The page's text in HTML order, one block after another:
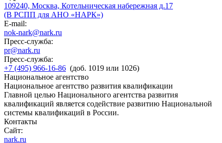
109240, Москва, Котельническая набережная д.17
(В РСПП для АНО «НАРК»)
E-mail:
nok-nark@nark.ru
Пресс-служба:
pr@nark.ru
Пресс-служба:
+7 (495) 966-16-86 (доб. 1019 или 1026)
Национальное агентство
Национальное агентство развития квалификации
Главной целью Национального агентства развития
квалификаций является содействие развитию Национальной
системы квалификаций в России.
Контакты
Сайт:
nark.ru